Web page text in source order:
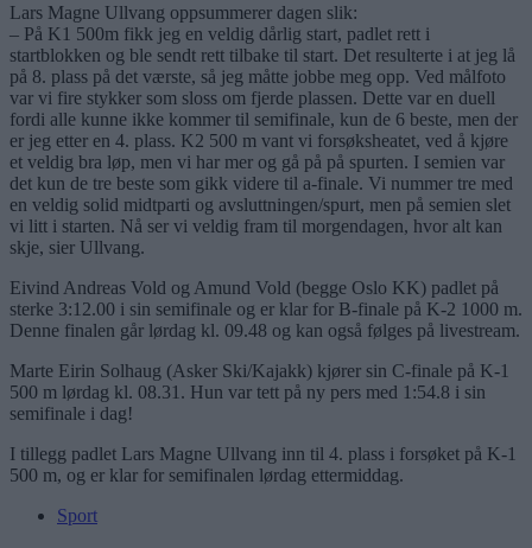
Lars Magne Ullvang oppsummerer dagen slik:
– På K1 500m fikk jeg en veldig dårlig start, padlet rett i
startblokken og ble sendt rett tilbake til start. Det resulterte i at jeg lå
på 8. plass på det værste, så jeg måtte jobbe meg opp. Ved målfoto
var vi fire stykker som sloss om fjerde plassen. Dette var en duell
fordi alle kunne ikke kommer til semifinale, kun de 6 beste, men der
er jeg etter en 4. plass. K2 500 m vant vi forsøksheatet, ved å kjøre
et veldig bra løp, men vi har mer og gå på på spurten. I semien var
det kun de tre beste som gikk videre til a-finale. Vi nummer tre med
en veldig solid midtparti og avsluttningen/spurt, men på semien slet
vi litt i starten. Nå ser vi veldig fram til morgendagen, hvor alt kan
skje, sier Ullvang.
Eivind Andreas Vold og Amund Vold (begge Oslo KK) padlet på
sterke 3:12.00 i sin semifinale og er klar for B-finale på K-2 1000 m.
Denne finalen går lørdag kl. 09.48 og kan også følges på livestream.
Marte Eirin Solhaug (Asker Ski/Kajakk) kjører sin C-finale på K-1
500 m lørdag kl. 08.31. Hun var tett på ny pers med 1:54.8 i sin
semifinale i dag!
I tillegg padlet Lars Magne Ullvang inn til 4. plass i forsøket på K-1
500 m, og er klar for semifinalen lørdag ettermiddag.
Sport